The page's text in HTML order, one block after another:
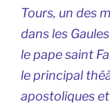
Tours, un des
dans les
le pape saint
le principal
apostoliques